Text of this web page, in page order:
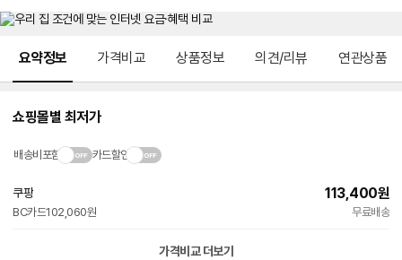
요약정보 가격비교 상품정보 의견/리뷰 연관상품
쇼핑몰별 최저가
배송비포함 카드할인
쿠팡
BC카드102,060원
113,400원
무료배송
가격비교 더보기